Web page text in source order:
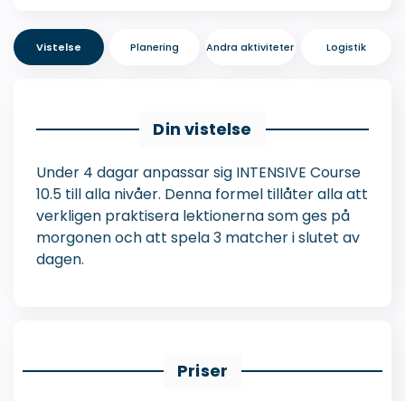
Vistelse Planering Andra aktiviteter Logistik
Din vistelse
Under 4 dagar anpassar sig INTENSIVE Course
10.5 till alla nivåer. Denna formel tillåter alla att
verkligen praktisera lektionerna som ges på
morgonen och att spela 3 matcher i slutet av
dagen.
Priser